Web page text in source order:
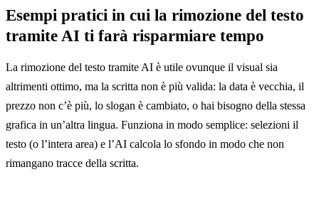
Esempi pratici in cui la rimozione del testo
tramite AI ti farà risparmiare tempo
La rimozione del testo tramite AI è utile ovunque il visual sia
altrimenti ottimo, ma la scritta non è più valida: la data è vecchia, il
prezzo non c’è più, lo slogan è cambiato, o hai bisogno della stessa
grafica in un’altra lingua. Funziona in modo semplice: selezioni il
testo (o l’intera area) e l’AI calcola lo sfondo in modo che non
rimangano tracce della scritta.